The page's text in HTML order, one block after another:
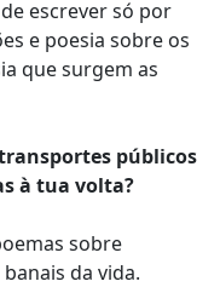
escrever só por
e poesia sobre os
que surgem as
públicos
à tua volta?
sobre
da vida.